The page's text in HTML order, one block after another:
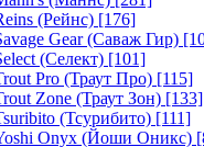
(Рейнс) [176]
Gear (Саваж Гир)
(Селект) [101]
Pro (Траут Про) [115]
Zone (Траут Зон) [133]
(Тсурибито) [111]
Onyx (Йоши Оникс)